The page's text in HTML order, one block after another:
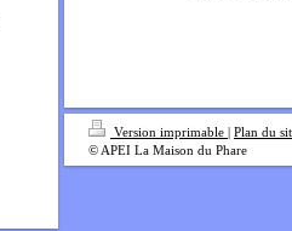
Version imprimable | Plan du
© APEI La Maison du Phare